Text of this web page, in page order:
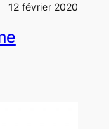
12 février 2020